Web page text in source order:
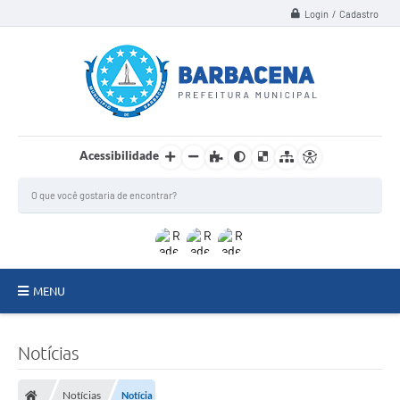
Login / Cadastro
Acessibilidade
MENU
Notícias
Notícias Notícia